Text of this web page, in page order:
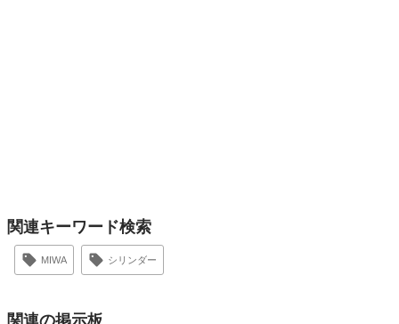
関連キーワード検索
MIWA シリンダー
関連の掲示板